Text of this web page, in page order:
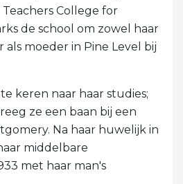
College for
de school om zowel haar
moeder in Pine Level bij
keren naar haar studies;
ze een baan bij een
Na haar huwelijk in
middelbare
met haar man's